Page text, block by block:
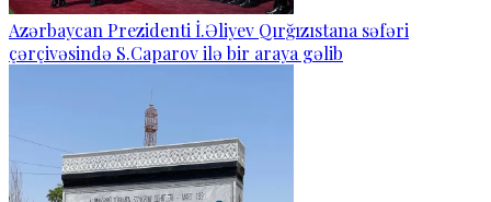
Azərbaycan Prezidenti İ.Əliyev Qırğızıstana səfəri
çərçivəsində S.Caparov ilə bir araya gəlib